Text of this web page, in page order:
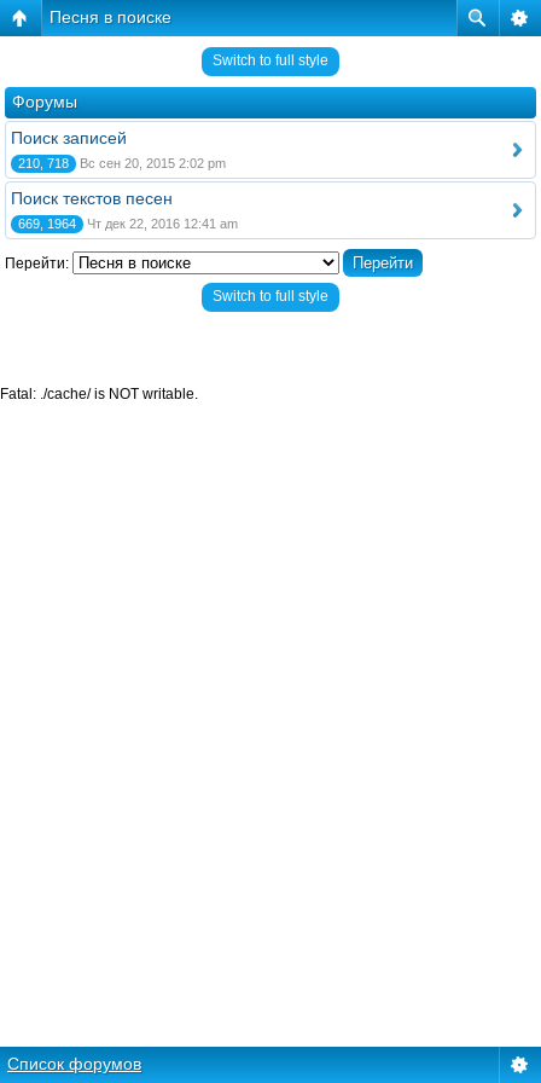
Песня в поиске
Switch to full style
Форумы
Поиск записей
210, 718 Вс сен 20, 2015 2:02 pm
Поиск текстов песен
669, 1964 Чт дек 22, 2016 12:41 am
Перейти:
Switch to full style
Список форумов
Fatal: ./cache/ is NOT writable.